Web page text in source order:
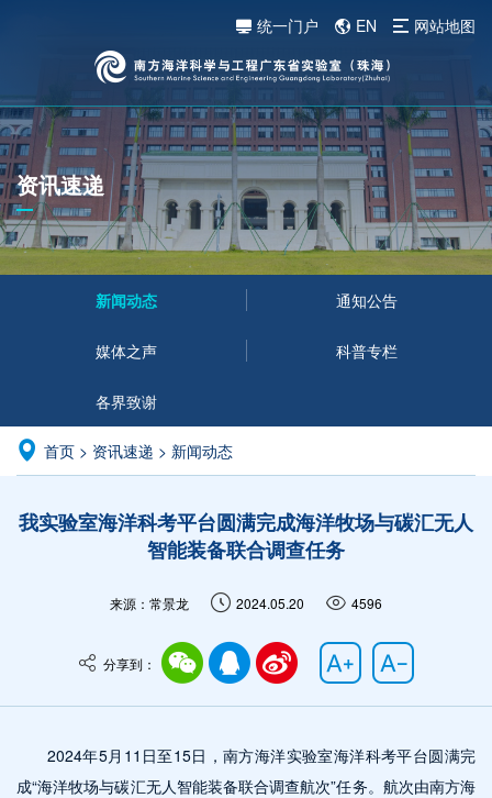
统一门户 EN 网站地图
资讯速递
新闻动态 通知公告
媒体之声 科普专栏
各界致谢
首页 > 资讯速递 > 新闻动态
我实验室海洋科考平台圆满完成海洋牧场与碳汇无人
智能装备联合调查任务
来源：常景龙 2024.05.20 4596
分享到：
2024年5月11日至15日，南方海洋实验室海洋科考平台圆满完
成“海洋牧场与碳汇无人智能装备联合调查航次”任务。航次由南方海